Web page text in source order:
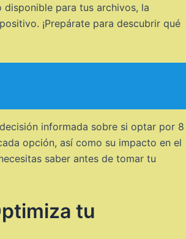
para tus archivos, la
¡Prepárate para descubrir qué
informada sobre si optar por 8
opción, así como su impacto en el
saber antes de tomar tu
tu